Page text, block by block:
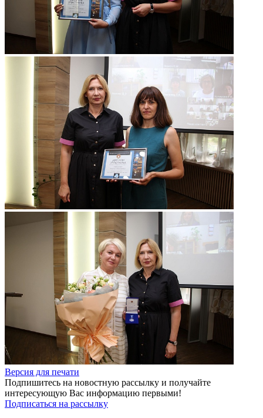
Версия для печати
Подпишитесь на новостную рассылку и получайте
интересующую Вас информацию первыми!
Подписаться на рассылку